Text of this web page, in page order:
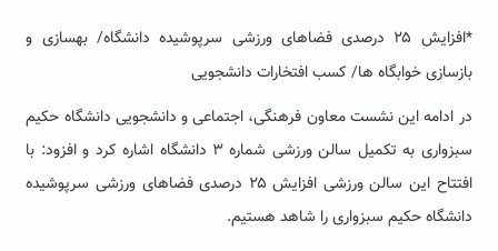
*افزایش ۲۵ درصدی فضاهای ورزشی سرپوشیده دانشگاه/ بهسازی و
بازسازی خوابگاه ها/ کسب افتخارات دانشجویی
در ادامه این نشست معاون فرهنگی، اجتماعی و دانشجویی دانشگاه حکیم
سبزواری به تکمیل سالن ورزشی شماره ۳ دانشگاه اشاره کرد و افزود: با
افتتاح این سالن ورزشی افزایش ۲۵ درصدی فضاهای ورزشی سرپوشیده
دانشگاه حکیم سبزواری را شاهد هستیم.